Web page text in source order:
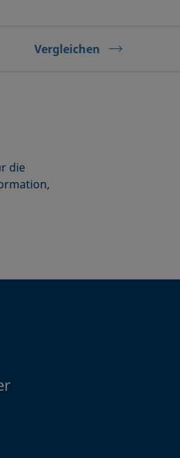
Vergleichen
die